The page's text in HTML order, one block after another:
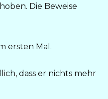
Die Beweise
ersten Mal.
dass er nichts mehr